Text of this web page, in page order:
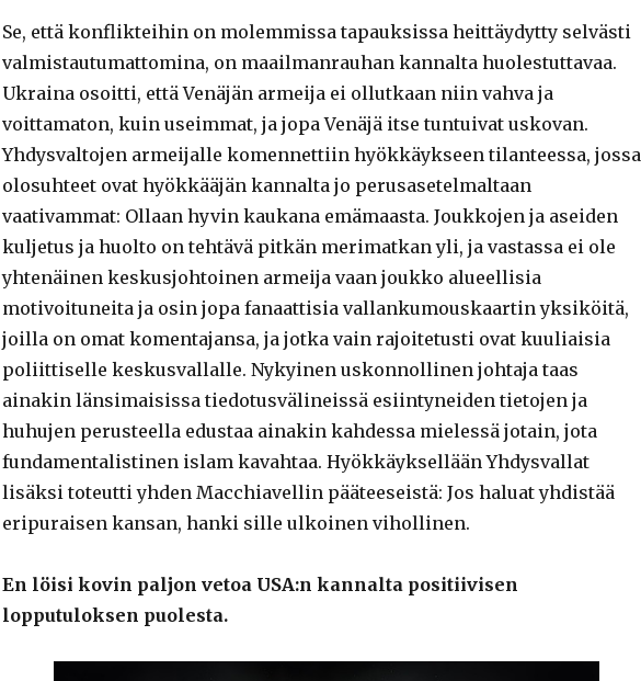
Se, että konflikteihin on molemmissa tapauksissa heittäydytty selvästi
valmistautumattomina, on maailmanrauhan kannalta huolestuttavaa.
Ukraina osoitti, että Venäjän armeija ei ollutkaan niin vahva ja
voittamaton, kuin useimmat, ja jopa Venäjä itse tuntuivat uskovan.
Yhdysvaltojen armeijalle komennettiin hyökkäykseen tilanteessa, jossa
olosuhteet ovat hyökkääjän kannalta jo perusasetelmaltaan
vaativammat: Ollaan hyvin kaukana emämaasta. Joukkojen ja aseiden
kuljetus ja huolto on tehtävä pitkän merimatkan yli, ja vastassa ei ole
yhtenäinen keskusjohtoinen armeija vaan joukko alueellisia
motivoituneita ja osin jopa fanaattisia vallankumouskaartin yksiköitä,
joilla on omat komentajansa, ja jotka vain rajoitetusti ovat kuuliaisia
poliittiselle keskusvallalle. Nykyinen uskonnollinen johtaja taas
ainakin länsimaisissa tiedotusvälineissä esiintyneiden tietojen ja
huhujen perusteella edustaa ainakin kahdessa mielessä jotain, jota
fundamentalistinen islam kavahtaa. Hyökkäyksellään Yhdysvallat
lisäksi toteutti yhden Macchiavellin pääteeseistä: Jos haluat yhdistää
eripuraisen kansan, hanki sille ulkoinen vihollinen.
En löisi kovin paljon vetoa USA:n kannalta positiivisen
lopputuloksen puolesta.